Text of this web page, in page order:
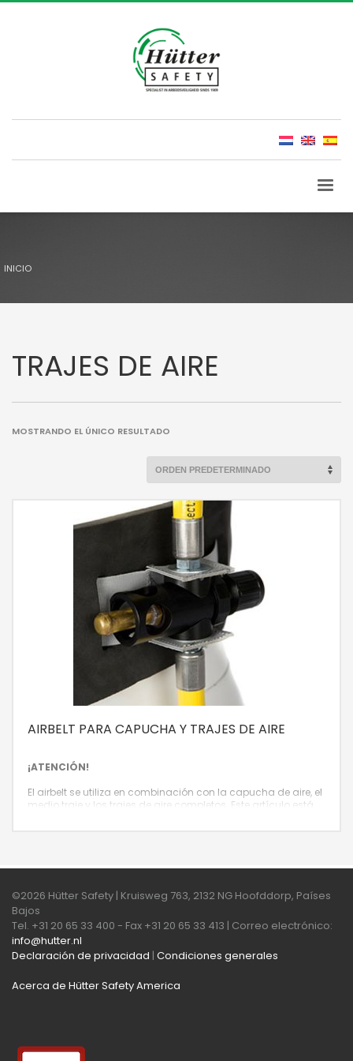
INICIO
TRAJES DE AIRE
MOSTRANDO EL ÚNICO RESULTADO
AIRBELT PARA CAPUCHA Y TRAJES DE AIRE
¡ATENCIÓN!
El airbelt se utiliza en combinación con la capucha de aire, el
medio traje y los trajes de aire completos. Este artículo está
©2026 Hütter Safety | Kruisweg 763, 2132 NG Hoofddorp, Países
Bajos
Tel. +31 20 65 33 400 - Fax +31 20 65 33 413 | Correo electrónico:
info@hutter.nl
Declaración de privacidad | Condiciones generales
Acerca de Hütter Safety America